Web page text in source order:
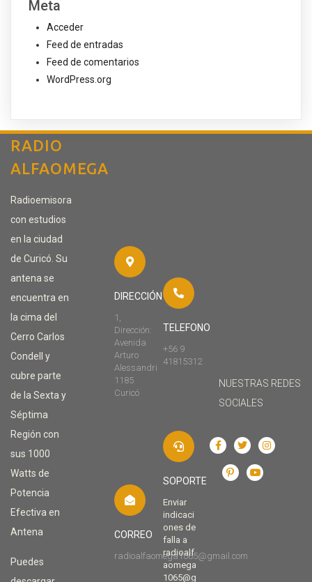
Meta
Acceder
Feed de entradas
Feed de comentarios
WordPress.org
RADIO
ALFAOMEGA
Radioemisora
con estudios
en la ciudad
de Curicó. Su
antena se
encuentra en
la cima del
Cerro Carlos
Condell y
cubre parte
de la Sexta y
Séptima
Región con
sus 1000
Watts de
Potencia
Efectiva en
Antena
Puedes
DIRECCIÓN
1,
Dirección:
Avenida
Arturo
Alessandri
1185
Curicó
TELEFONO
+56 9
41815312
CORREO
radioalfaomega1065@gmail.com
SOPORTE
Enviar
indicaci
ones de
falla a
radioalf
aomega
1065@g
NUESTRAS REDES
SOCIALES